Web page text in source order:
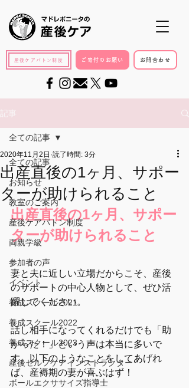
産後ケアバトン制度 ご寄付のお願い お問合わせ
記事
全ての記事
お知らせ
教室のご案内
産後ケアバトン制度
両親学級
参加者の声
イベント
養成スクール2021
養成スクール2022
養成スクール2023
産後セルフケアインストラクター
ボールエクササイズ指導士
全ての記事
出産直後の1ヶ月、サポー
ターが助けられること
2020年11月2日 読了時間: 3分
出産直後の1ヶ月、サポー
ターが助けられること
妻と夫に近しい立場だからこそ、産後
のサポートの中心人物として、ぜひ活
躍してください。
話し相手になってくれるだけでも「助
かった！」という声は本当に多いで
す。以下のようなことをしてあげれ
ば、産褥期の妻が喜ぶはず！